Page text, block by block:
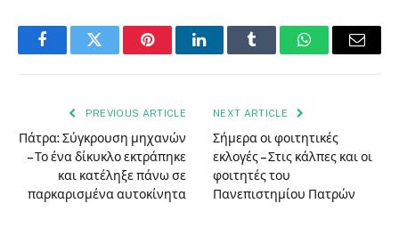
FacebookTwitter PinterestLinkedInTumblr WhatsAppEmail
PREVIOUS ARTICLE
Πάτρα: Σύγκρουση μηχανών
– Το ένα δίκυκλο εκτράπηκε
και κατέληξε πάνω σε
παρκαρισμένα αυτοκίνητα
NEXT ARTICLE
Σήμερα οι φοιτητικές
εκλογές – Στις κάλπες και οι
φοιτητές του
Πανεπιστημίου Πατρών